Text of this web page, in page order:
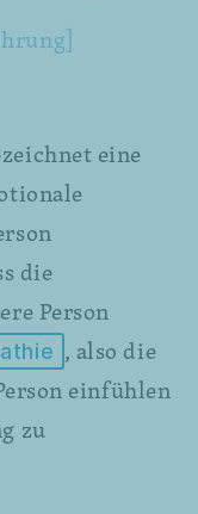
eine
die
Person
, also die
einfühlen
zu